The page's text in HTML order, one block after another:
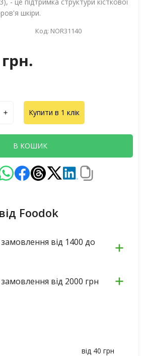
шкіри.
Код: NOR31140
Купити в 1 клік
В КОШИК
Foodok
від 1400 до
від 2000 грн
від 40 грн